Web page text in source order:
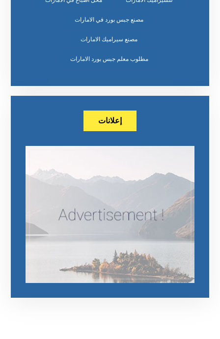
مصنع جبس بورد في الامارات
مصنع سيراميك الامارات
مطلوب معلم جبس بورد الامارات
إعلانات